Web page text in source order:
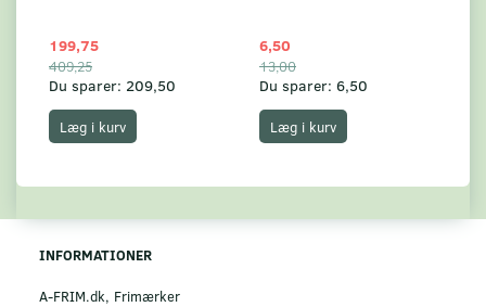
199,75
409,25
Du sparer: 209,50
Læg i kurv
6,50
13,00
Du sparer: 6,50
Læg i kurv
INFORMATIONER
A-FRIM.dk, Frimærker